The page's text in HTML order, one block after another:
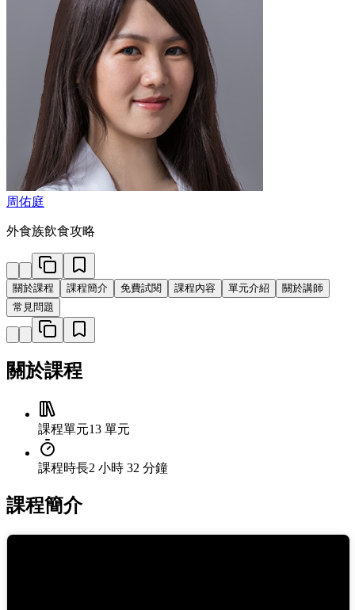
周佑庭
外食族飲食攻略
關於課程 課程簡介 免費試閱 課程內容 單元介紹
關於講師
常見問題
關於課程
課程單元13 單元
課程時長2 小時 32 分鐘
課程簡介